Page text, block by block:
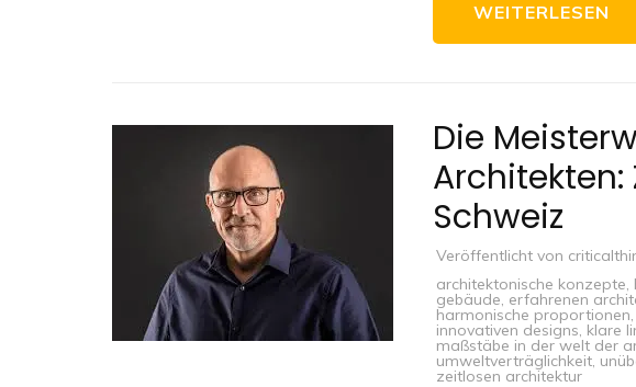
WEITERLESEN
Die
Schweiz
Veröffentlicht von
architektonische konzepte,
gebäude, erfahrenen
harmonische proportionen,
innovativen designs, klare
maßstäbe in der welt der
umweltverträglichkeit,
zeitlosen architektur